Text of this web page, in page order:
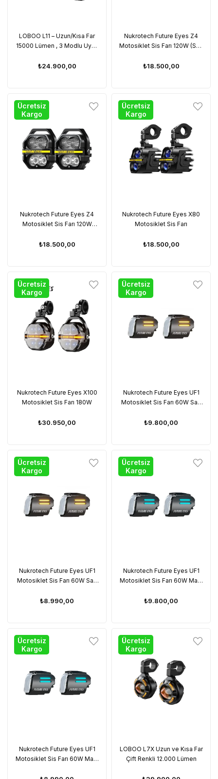
LOBOO L11 – Uzun/Kısa Far
15000 Lümen , 3 Modlu Uyarı
Sıcaklık Kontrolü (Çift)
₺24.900,00
Nukrotech Future Eyes Z4
Motosiklet Sis Farı 120W (Sarı
₺18.500,00
Nukrotech Future Eyes Z4
Motosiklet Sis Farı 120W
₺18.500,00
Ücretsiz
Kargo
Nukrotech Future Eyes X80
Motosiklet Sis Farı
₺18.500,00
Ücretsiz
Kargo
Nukrotech Future Eyes X100
Motosiklet Sis Farı 180W
₺30.950,00
Ücretsiz
Kargo
Nukrotech Future Eyes UF1
Motosiklet Sis Farı 60W Sarı
₺9.800,00
Ücretsiz
Kargo
Nukrotech Future Eyes UF1
Motosiklet Sis Farı 60W Sarı
₺8.990,00
Ücretsiz
Kargo
Nukrotech Future Eyes UF1
Motosiklet Sis Farı 60W Mavi
₺9.800,00
Ücretsiz
Kargo
Nukrotech Future Eyes UF1
Motosiklet Sis Farı 60W Mavi
Ücretsiz
Kargo
LOBOO L7X Uzun ve Kısa Far
Çift Renkli 12.000 Lümen
Ücretsiz
Kargo